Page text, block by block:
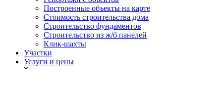
Построенные объекты на карте
Стоимость строительства дома
Строительство фундаментов
Строительство из ж/б панелей
Клик-шахты
Участки
Услуги и цены